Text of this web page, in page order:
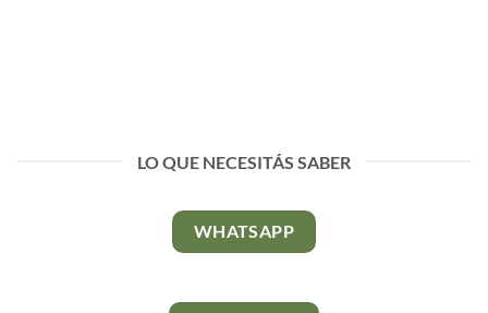
LO QUE NECESITÁS SABER
WHATSAPP